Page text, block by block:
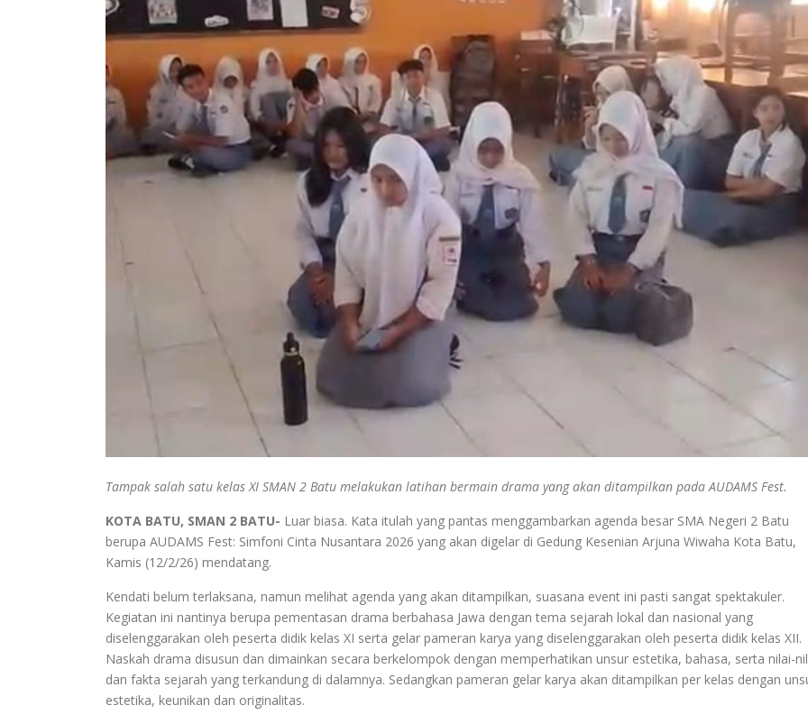
Tampak salah satu kelas XI SMAN 2 Batu melakukan latihan bermain drama yang akan ditampilkan pada AUDAMS Fest.
KOTA BATU, SMAN 2 BATU- Luar biasa. Kata itulah yang pantas menggambarkan agenda besar SMA Negeri 2 Batu
berupa AUDAMS Fest: Simfoni Cinta Nusantara 2026 yang akan digelar di Gedung Kesenian Arjuna Wiwaha Kota Batu,
Kamis (12/2/26) mendatang.
Kendati belum terlaksana, namun melihat agenda yang akan ditampilkan, suasana event ini pasti sangat spektakuler.
Kegiatan ini nantinya berupa pementasan drama berbahasa Jawa dengan tema sejarah lokal dan nasional yang
diselenggarakan oleh peserta didik kelas XI serta gelar pameran karya yang diselenggarakan oleh peserta didik kelas XII.
Naskah drama disusun dan dimainkan secara berkelompok dengan memperhatikan unsur estetika, bahasa, serta nilai-
dan fakta sejarah yang terkandung di dalamnya. Sedangkan pameran gelar karya akan ditampilkan per kelas dengan
estetika, keunikan dan originalitas.